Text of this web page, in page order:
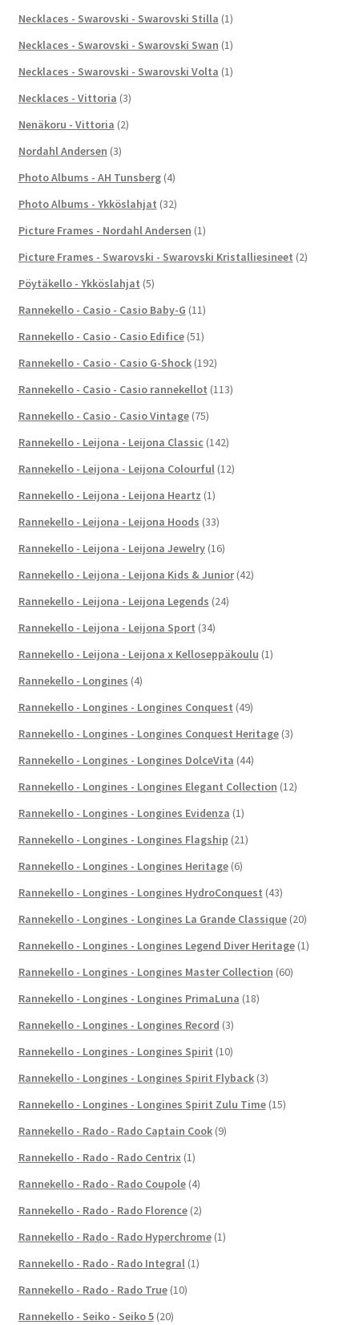
Necklaces - Swarovski - Swarovski Stilla (1)
Necklaces - Swarovski - Swarovski Swan (1)
Necklaces - Swarovski - Swarovski Volta (1)
Necklaces - Vittoria (3)
Nenäkoru - Vittoria (2)
Nordahl Andersen (3)
Photo Albums - AH Tunsberg (4)
Photo Albums - Ykköslahjat (32)
Picture Frames - Nordahl Andersen (1)
Picture Frames - Swarovski - Swarovski Kristalliesineet (2)
Pöytäkello - Ykköslahjat (5)
Rannekello - Casio - Casio Baby-G (11)
Rannekello - Casio - Casio Edifice (51)
Rannekello - Casio - Casio G-Shock (192)
Rannekello - Casio - Casio rannekellot (113)
Rannekello - Casio - Casio Vintage (75)
Rannekello - Leijona - Leijona Classic (142)
Rannekello - Leijona - Leijona Colourful (12)
Rannekello - Leijona - Leijona Heartz (1)
Rannekello - Leijona - Leijona Hoods (33)
Rannekello - Leijona - Leijona Jewelry (16)
Rannekello - Leijona - Leijona Kids & Junior (42)
Rannekello - Leijona - Leijona Legends (24)
Rannekello - Leijona - Leijona Sport (34)
Rannekello - Leijona - Leijona x Kelloseppäkoulu (1)
Rannekello - Longines (4)
Rannekello - Longines - Longines Conquest (49)
Rannekello - Longines - Longines Conquest Heritage (3)
Rannekello - Longines - Longines DolceVita (44)
Rannekello - Longines - Longines Elegant Collection (12)
Rannekello - Longines - Longines Evidenza (1)
Rannekello - Longines - Longines Flagship (21)
Rannekello - Longines - Longines Heritage (6)
Rannekello - Longines - Longines HydroConquest (43)
Rannekello - Longines - Longines La Grande Classique (20)
Rannekello - Longines - Longines Legend Diver Heritage (1)
Rannekello - Longines - Longines Master Collection (60)
Rannekello - Longines - Longines PrimaLuna (18)
Rannekello - Longines - Longines Record (3)
Rannekello - Longines - Longines Spirit (10)
Rannekello - Longines - Longines Spirit Flyback (3)
Rannekello - Longines - Longines Spirit Zulu Time (15)
Rannekello - Rado - Rado Captain Cook (9)
Rannekello - Rado - Rado Centrix (1)
Rannekello - Rado - Rado Coupole (4)
Rannekello - Rado - Rado Florence (2)
Rannekello - Rado - Rado Hyperchrome (1)
Rannekello - Rado - Rado Integral (1)
Rannekello - Rado - Rado True (10)
Rannekello - Seiko - Seiko 5 (20)